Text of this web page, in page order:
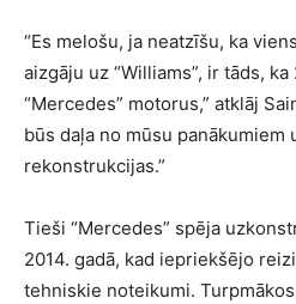
“Es melošu, ja neatzīšu, ka
aizgāju uz “Williams”, ir tāds,
“Mercedes” motorus,” atklāj
būs daļa no mūsu panākumiem
rekonstrukcijas.”
Tieši “Mercedes” spēja
2014. gadā, kad iepriekšējo
tehniskie noteikumi.